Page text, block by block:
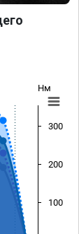
Нм
100
200
300